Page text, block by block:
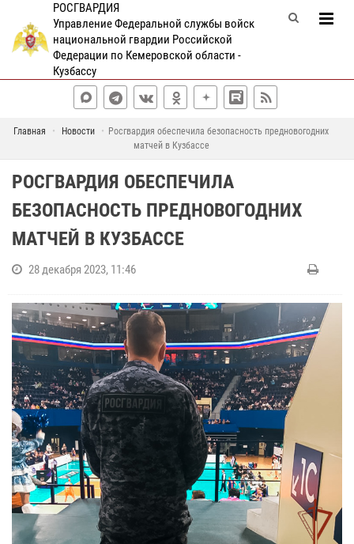
РОСГВАРДИЯ
Управление Федеральной службы войск
национальной гвардии Российской
Федерации по Кемеровской области -
Кузбассу
Главная Новости
Росгвардия обеспечила безопасность предновогодних
матчей в Кузбассе
РОСГВАРДИЯ ОБЕСПЕЧИЛА
БЕЗОПАСНОСТЬ ПРЕДНОВОГОДНИХ
МАТЧЕЙ В КУЗБАССЕ
28 декабря 2023, 11:46